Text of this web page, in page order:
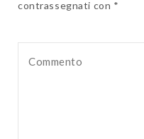
contrassegnati con *